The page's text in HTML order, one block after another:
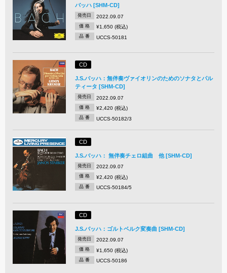
バッハ [SHM-CD]
発売日 2022.09.07
価 格 ¥1,650 (税込)
品 番 UCCS-50181
CD
J.S.バッハ：無伴奏ヴァイオリンのためのソナタとパル
ティータ [SHM-CD]
発売日 2022.09.07
価 格 ¥2,420 (税込)
品 番 UCCS-50182/3
CD
J.S.バッハ： 無伴奏チェロ組曲 他 [SHM-CD]
発売日 2022.09.07
価 格 ¥2,420 (税込)
品 番 UCCS-50184/5
CD
J.S.バッハ：ゴルトベルク変奏曲 [SHM-CD]
発売日 2022.09.07
価 格 ¥1,650 (税込)
品 番 UCCS-50186